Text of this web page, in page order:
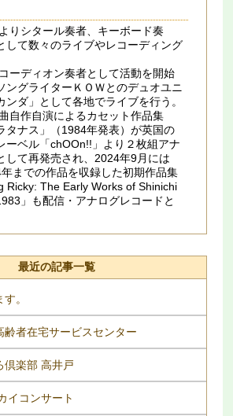
りシタール奏者、キーボード奏
して数々のライブやレコーディング
ーディオン奏者として活動を開始
ングライターＫＯＷとのデュオユニ
ンダ」として各地でライブを行う。
自作自演によるカセット作品集
タナス」（1984年発表）が英国の
ーベル「chOOn!!」より２枚組アナ
して再発売され、2024年9月には
までの作品を収録した初期作品集
Ricky: The Early Works of Shinichi
」も配信・アナログレコードと
最近の記事一覧
。
齢者在宅サービスセンター
倶楽部 高井戸
イコンサート